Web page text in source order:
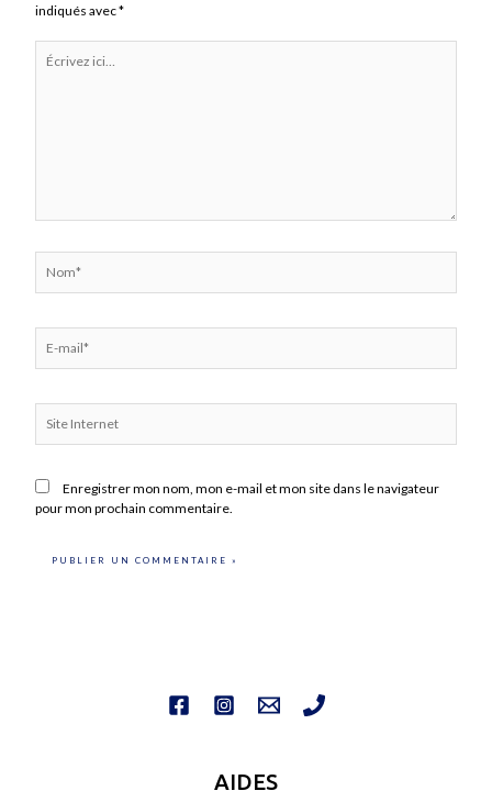
indiqués avec*
ici…
mail*
Internet
Enregistrer mon nom, mon e-mail et mon site dans le navigateur
pour mon prochain commentaire.
AIDES